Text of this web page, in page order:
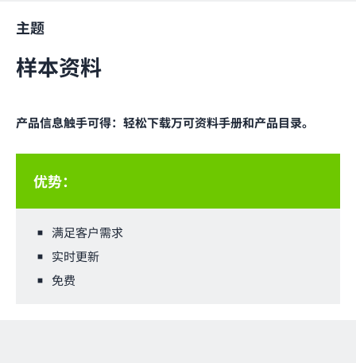
主题
样本资料
产品信息触手可得：轻松下载万可资料手册和产品目录。
优势：
满足客户需求
实时更新
免费